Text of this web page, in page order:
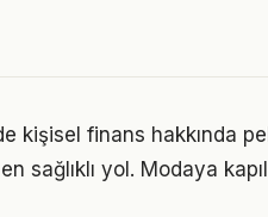
kişisel finans hakkında
sağlıklı yol. Modaya